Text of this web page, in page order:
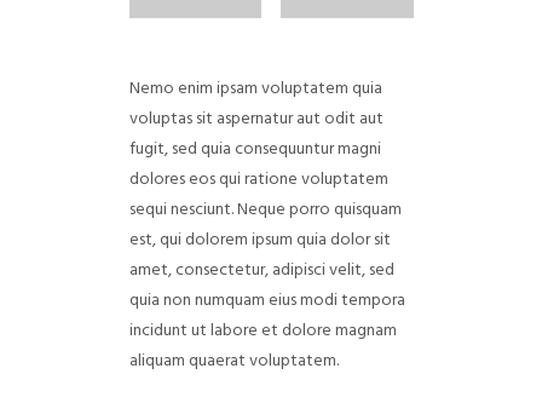
Nemo enim ipsam voluptatem quia
voluptas sit aspernatur aut odit aut
fugit, sed quia consequuntur magni
dolores eos qui ratione voluptatem
sequi nesciunt. Neque porro quisquam
est, qui dolorem ipsum quia dolor sit
amet, consectetur, adipisci velit, sed
quia non numquam eius modi tempora
incidunt ut labore et dolore magnam
aliquam quaerat voluptatem.